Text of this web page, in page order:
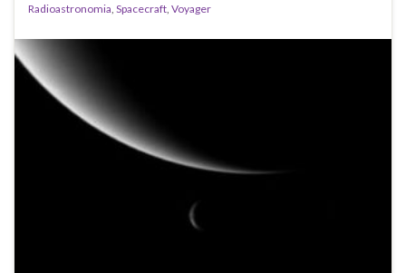
Radioastronomia Spacecraft Voyager